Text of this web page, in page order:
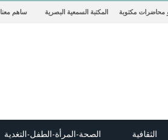
مكتوبة المكتبة السمعية البصرية ساهم معنا
الثقافية الصحة-المرأة-الطفل-التغدية